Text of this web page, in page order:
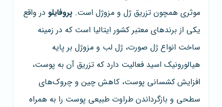
موثری همچون تزریق ژل و مزوژل است. پروفایلو در واقع
یکی از برندهای معتبر کشور ایتالیا است که در زمینه
ساخت انواع ژل صورت، ژل لب و مزوژل بر پایه
هیالورونیک اسید فعالیت دارد که تزریق آن به پوست،
افزایش کشسانی پوست، کاهش چین و چروک‌های
سطحی و بازگرداندن طراوت طبیعی پوست را به همراه